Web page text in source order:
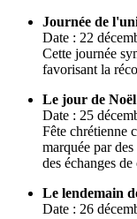
Journée de
Date : 22
Cette journée
favorisant la
Le jour de Noël
Date : 25
Fête chrétienne
marquée par
des échanges de
Le lendemain
Date : 26